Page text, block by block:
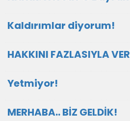
Kaldırımlar diyorum!
HAKKINI FAZLASIYLA
Yetmiyor!
MERHABA.. BİZ GELDİK!